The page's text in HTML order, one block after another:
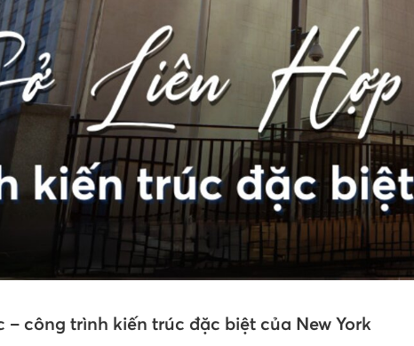
công trình kiến trúc đặc biệt của New York